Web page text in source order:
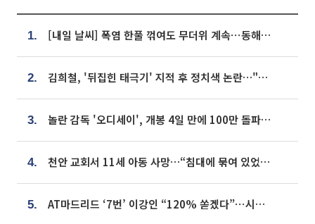
1. [내일 날씨] 폭염 한풀 꺾여도 무더위 계속⋯동해안 이틀 연속 비
2. 김희철, '뒤집힌 태극기' 지적 후 정치색 논란…"좌우 떠나 우리나라 국기"
3. 놀란 감독 '오디세이', 개봉 4일 만에 100만 돌파⋯'왕사남' 보다 빠르다
4. 천안 교회서 11세 아동 사망…“침대에 묶여 있었다” 진술 확보
5. AT마드리드 ‘7번’ 이강인 “120% 쏟겠다”⋯시메오네 감독 “필요한 선수”